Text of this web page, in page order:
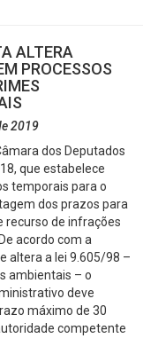
ALTERA
PROCESSOS
2019
dos Deputados
que estabelece
temporais para o
dos prazos para
recurso de infrações
acordo com a
altera a lei 9.605/98 –
ambientais – o
deve
máximo de 30
competente